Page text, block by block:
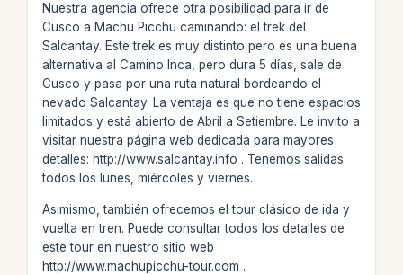
Nuestra agencia ofrece otra posibilidad para ir de
Cusco a Machu Picchu caminando: el trek del
Salcantay. Este trek es muy distinto pero es una buena
alternativa al Camino Inca, pero dura 5 días, sale de
Cusco y pasa por una ruta natural bordeando el
nevado Salcantay. La ventaja es que no tiene espacios
limitados y está abierto de Abril a Setiembre. Le invito a
visitar nuestra página web dedicada para mayores
detalles: http://www.salcantay.info . Tenemos salidas
todos los lunes, miércoles y viernes.
Asimismo, también ofrecemos el tour clásico de ida y
vuelta en tren. Puede consultar todos los detalles de
este tour en nuestro sitio web
http://www.machupicchu-tour.com .